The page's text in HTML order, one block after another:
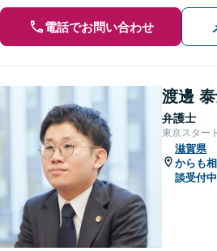
電話でお問い合わせ
渡邊
弁護士
東京スター
滋賀県
からも相
談受付中